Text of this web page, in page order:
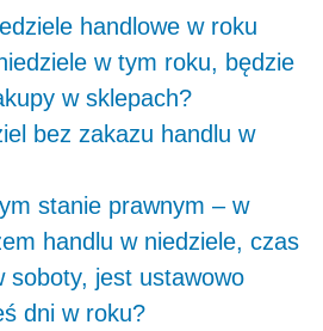
handlowe w roku
w tym roku, będzie
w sklepach?
bez zakazu handlu w
stanie prawnym – w
handlu w niedziele, czas
soboty, jest ustawowo
dni w roku?